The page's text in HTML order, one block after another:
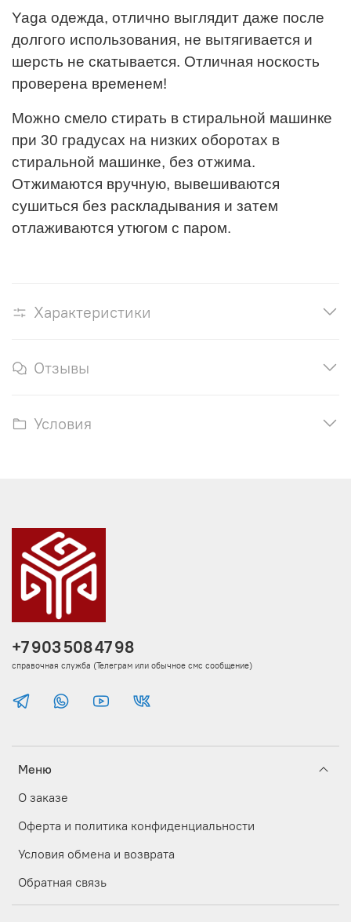
Yaga oдежда, отлично выглядит даже после
долгого использования, не вытягивается и
шерсть не скатывается. Отличная носкость
проверена временем!
Можно смело стирать в стиральной машинке
при 30 градусах на низких оборотах в
стиральной машинке, без отжима.
Отжимаются вручную, вывешиваются
сушиться без раскладывания и затем
отлаживаются утюгом с паром.
Характеристики
Отзывы
Условия
Меню
О заказе
Оферта и политика конфиденциальности
Условия обмена и возврата
Обратная связь
+7 903 508 47 98
справочная служба (Телеграм или обычное смс сообщение)